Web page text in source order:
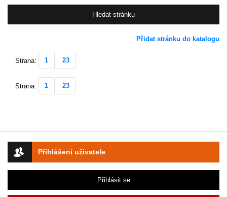
Přihlášení uživatele
Přihlásit se
Přidat stránku do katalogu
Strana: 1 23
Strana: 1 23